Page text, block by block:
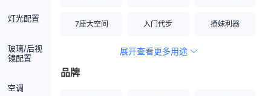
灯光配置
玻璃/后视
镜配置
空调
7座大空间 入门代步 撩妹利器
空间宽敞
展开查看更多用途
品牌